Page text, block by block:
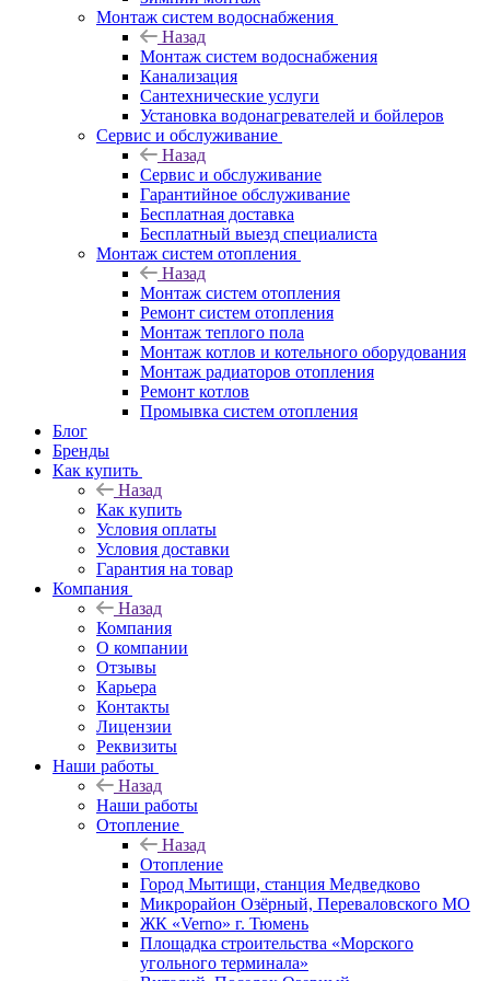
Монтаж систем водоснабжения
Назад
Монтаж систем водоснабжения
Канализация
Сантехнические услуги
Установка водонагревателей и бойлеров
Сервис и обслуживание
Назад
Сервис и обслуживание
Гарантийное обслуживание
Бесплатная доставка
Бесплатный выезд специалиста
Монтаж систем отопления
Назад
Монтаж систем отопления
Ремонт систем отопления
Монтаж теплого пола
Монтаж котлов и котельного оборудования
Монтаж радиаторов отопления
Ремонт котлов
Промывка систем отопления
Блог
Бренды
Как купить
Назад
Как купить
Условия оплаты
Условия доставки
Гарантия на товар
Компания
Назад
Компания
О компании
Отзывы
Карьера
Контакты
Лицензии
Реквизиты
Наши работы
Назад
Наши работы
Отопление
Назад
Отопление
Город Мытищи, станция Медведково
Микрорайон Озёрный, Переваловского МО
ЖК «Verno» г. Тюмень
Площадка строительства «Морского
угольного терминала»